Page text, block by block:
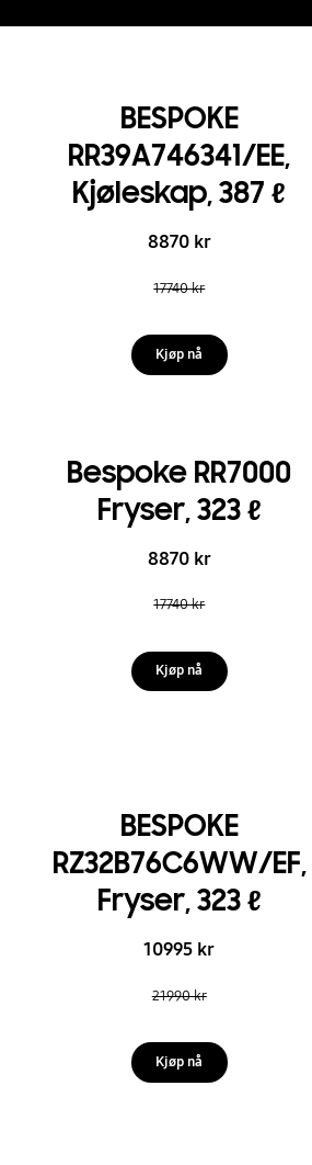
BESPOKE
RR39A746341/EE,
Kjøleskap, 387 ℓ
8870 kr
17740 kr
Kjøp nå
Bespoke RR7000
Fryser, 323 ℓ
8870 kr
17740 kr
Kjøp nå
BESPOKE
RZ32B76C6WW/EF,
Fryser, 323 ℓ
10995 kr
21990 kr
Kjøp nå